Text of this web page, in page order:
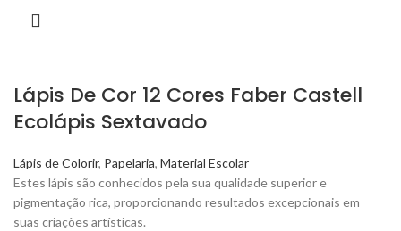
Lápis De Cor 12 Cores Faber Castell
Ecolápis Sextavado
Lápis de Colorir, Papelaria, Material Escolar
Estes lápis são conhecidos pela sua qualidade superior e
pigmentação rica, proporcionando resultados excepcionais em
suas criações artísticas.